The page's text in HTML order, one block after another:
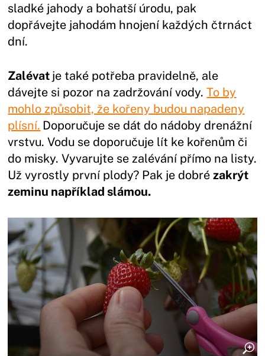
sladké jahody a bohatší úrodu, pak
dopřávejte jahodám hnojení každých čtrnáct
dní.
Zalévat je také potřeba pravidelně, ale
dávejte si pozor na zadržování vody.To by
mohlo způsobit, že kořeny budou napadeny
plísní. Doporučuje se dát do nádoby drenážní
vrstvu. Vodu se doporučuje lít ke kořenům či
do misky. Vyvarujte se zalévání přímo na listy.
Už vyrostly první plody? Pak je dobrézakrýt
zeminu například slámou.